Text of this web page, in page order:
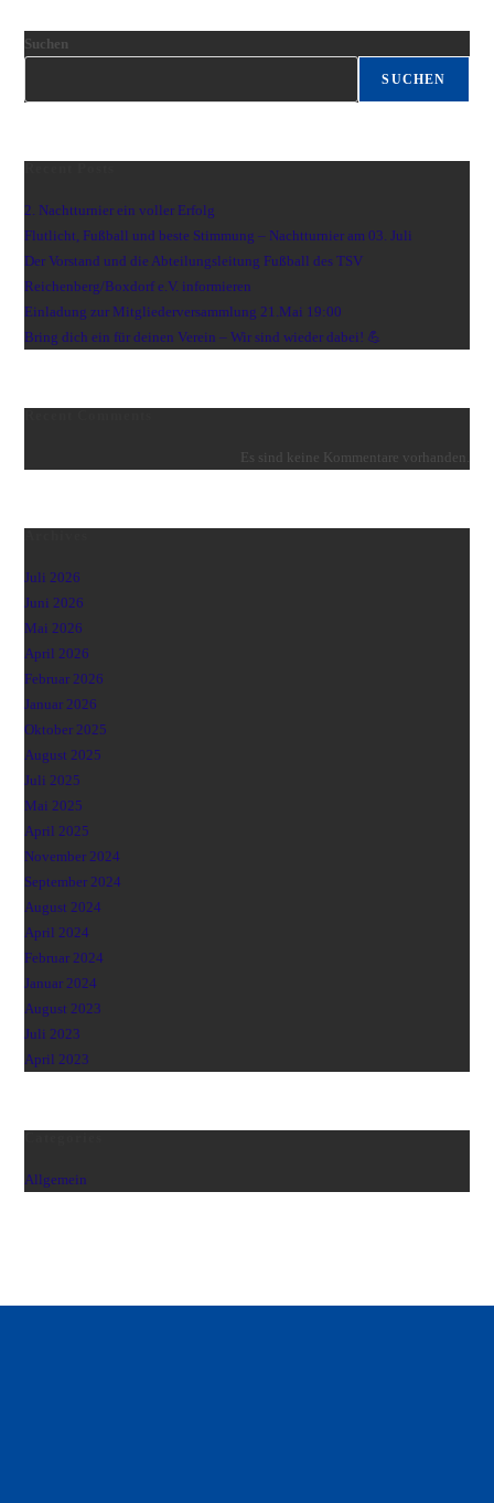
Suchen
SUCHEN
2. Nachtturnier ein voller Erfolg
Flutlicht, Fußball und beste Stimmung – Nachtturnier am 03. Juli
Der Vorstand und die Abteilungsleitung Fußball des TSV
Reichenberg/Boxdorf e.V. informieren
Einladung zur Mitgliederversammlung 21.Mai 19:00
Bring dich ein für deinen Verein – Wir sind wieder dabei! 💪
Es sind keine Kommentare vorhanden.
Juli 2026
Juni 2026
Mai 2026
April 2026
Februar 2026
Januar 2026
Oktober 2025
August 2025
Juli 2025
Mai 2025
April 2025
November 2024
September 2024
August 2024
April 2024
Februar 2024
Januar 2024
August 2023
Juli 2023
April 2023
Allgemein